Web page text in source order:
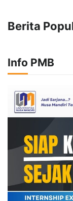
Berita
Info PMB